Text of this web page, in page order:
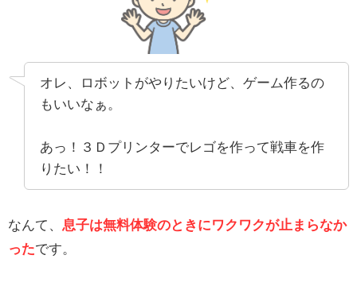
オレ、ロボットがやりたいけど、ゲーム作るの
もいいなぁ。
あっ！３Ｄプリンターでレゴを作って戦車を作
りたい！！
なんて、 息子は無料体験のときにワクワクが止まらなか
ったです。